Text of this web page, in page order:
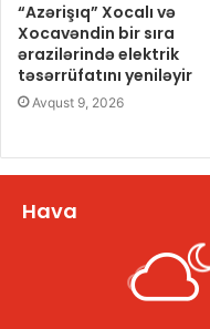
“Azərişıq” Xocalı və
Xocavəndin bir sıra
ərazilərində elektrik
təsərrüfatını yeniləyir
Avqust 9, 2026
Hava